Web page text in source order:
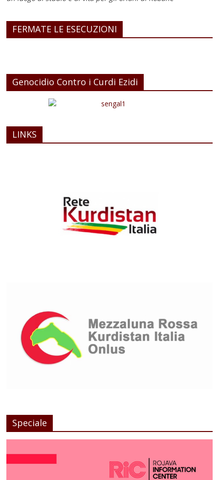
FERMATE LE ESECUZIONI
Genocidio Contro i Curdi Ezidi
LINKS
Speciale